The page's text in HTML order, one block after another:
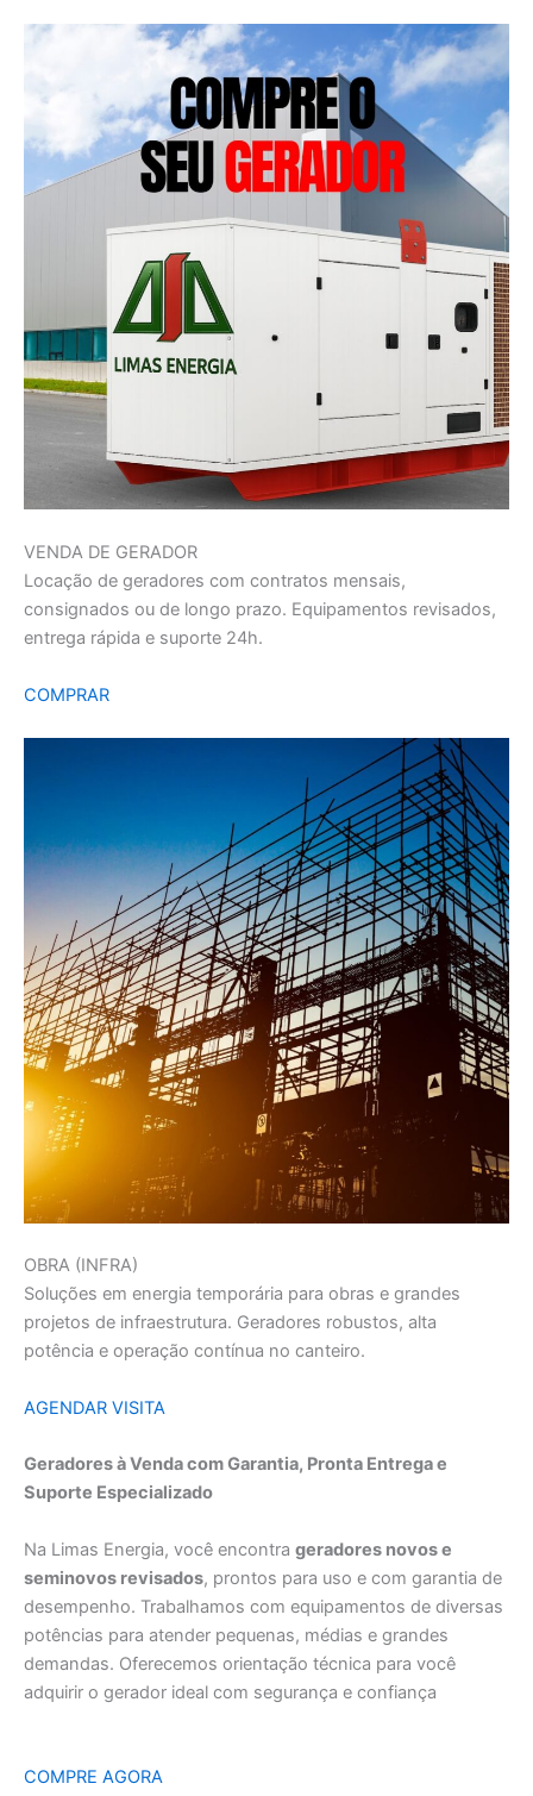
VENDA DE GERADOR
Locação de geradores com contratos mensais,
consignados ou de longo prazo. Equipamentos revisados,
entrega rápida e suporte 24h.
COMPRAR
OBRA (INFRA)
Soluções em energia temporária para obras e grandes
projetos de infraestrutura. Geradores robustos, alta
potência e operação contínua no canteiro.
AGENDAR VISITA
Geradores à Venda com Garantia, Pronta Entrega e
Suporte Especializado
Na Limas Energia, você encontra geradores novos e
seminovos revisados, prontos para uso e com garantia de
desempenho. Trabalhamos com equipamentos de diversas
potências para atender pequenas, médias e grandes
demandas. Oferecemos orientação técnica para você
adquirir o gerador ideal com segurança e confiança
COMPRE AGORA